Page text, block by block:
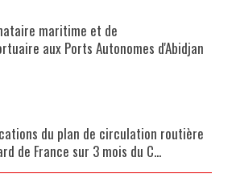
maritime et de
aux Ports Autonomes d'Abidjan
du plan de circulation routière
de France sur 3 mois du C...